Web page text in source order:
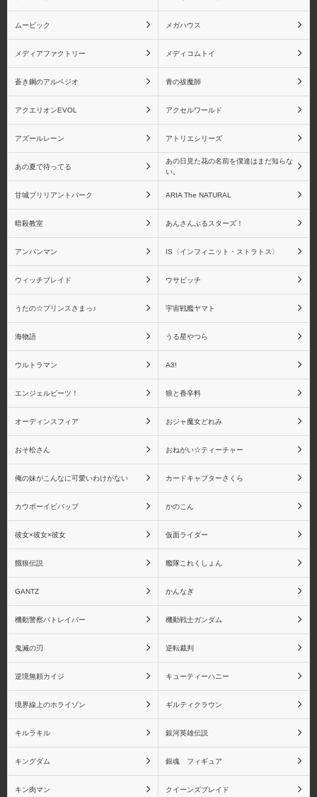
ムービック メガハウス
メディアファクトリー メディコムトイ
蒼き鋼のアルペジオ 青の祓魔師
アクエリオンEVOL アクセルワールド
アズールレーン アトリエシリーズ
あの夏で待ってる
あの日見た花の名前を僕達はまだ知らな
い。
甘城ブリリアントパーク ARIA The NATURAL
暗殺教室 あんさんぶるスターズ！
アンパンマン IS〈インフィニット・ストラトス〉
ウィッチブレイド ウサビッチ
うたの☆プリンスさまっ♪ 宇宙戦艦ヤマト
海物語 うる星やつら
ウルトラマン A3!
エンジェルビーツ！ 狼と香辛料
オーディンスフィア おジャ魔女どれみ
おそ松さん おねがい☆ティーチャー
俺の妹がこんなに可愛いわけがない カードキャプターさくら
カウボーイビバップ かのこん
彼女×彼女×彼女 仮面ライダー
餓狼伝説 艦隊これくしょん
GANTZ かんなぎ
機動警察パトレイバー 機動戦士ガンダム
鬼滅の刃 逆転裁判
逆境無頼カイジ キューティーハニー
境界線上のホライゾン ギルティクラウン
キルラキル 銀河英雄伝説
キングダム 銀魂 フィギュア
キン肉マン クイーンズブレイド